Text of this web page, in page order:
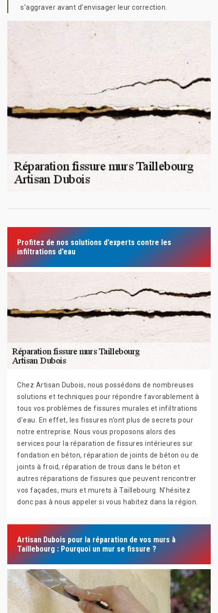
s'aggraver avant d'envisager leur correction.
Profitez de nos solutions d’experts contre les
infiltrations d’eau
Chez Artisan Dubois, nous possédons de nombreuses
solutions et techniques pour répondre favorablement à
tous vos problèmes de fissures murales et infiltrations
d’eau. En effet, les fissures n’ont plus de secrets pour
notre entreprise. Nous vous proposons alors des
services pour la réparation de fissures intérieures sur
fondation en béton, réparation de joints de béton ou de
joints à froid, réparation de trous dans le béton et
autres réparations de fissures que peuvent rencontrer
vos façades, murs et murets à Taillebourg. N’hésitez
donc pas à nous appeler si vous habitez dans la région.
Artisan Dubois pour la réparation de vos murs à
Taillebourg : Pourquoi un mur se fissure ?